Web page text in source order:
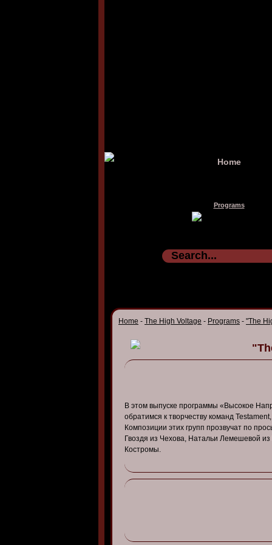
Home
Programs
Home - The High Voltage - Programs - "The
В этом выпуске программы «Высокое
обратимся к творчеству команд
Композиции этих групп прозвучат по
Гвоздя из Чехова, Натальи Лемешевой из
Костромы.